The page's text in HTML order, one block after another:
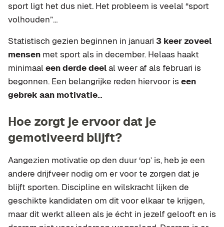
sport ligt het dus niet. Het probleem is veelal “sport
volhouden”…
Statistisch gezien beginnen in januari 3 keer zoveel
mensen met sport als in december. Helaas haakt
minimaaleen derde deelal weer af als februari is
begonnen. Een belangrijke reden hiervoor iseen
gebrek aan motivatie…
Hoe zorgt je ervoor dat je
gemotiveerd blijft?
Aangezien motivatie op den duur ‘op’ is, heb je een
andere drijfveer nodig om er voor te zorgen dat je
blijft sporten. Discipline en wilskracht lijken de
geschikte kandidaten om dit voor elkaar te krijgen,
maar dit werkt alleen als je écht in jezelf gelooft en is